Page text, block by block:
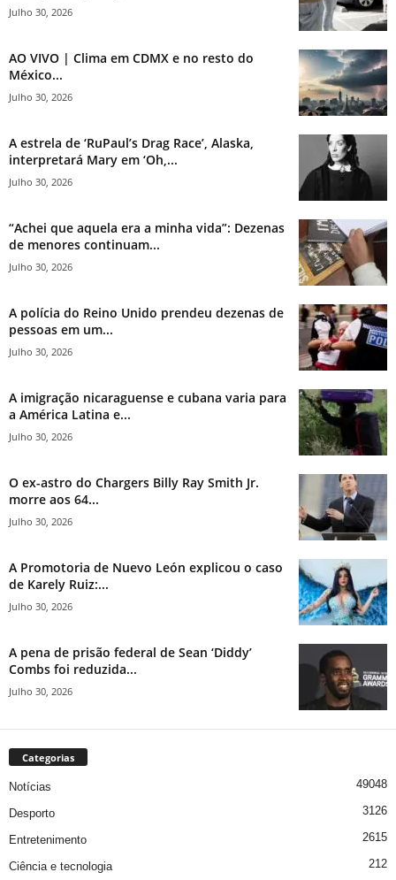
Julho 30, 2026
AO VIVO | Clima em CDMX e no resto do
México...
Julho 30, 2026
A estrela de ‘RuPaul’s Drag Race’, Alaska,
interpretará Mary em ‘Oh,...
Julho 30, 2026
“Achei que aquela era a minha vida”: Dezenas
de menores continuam...
Julho 30, 2026
A polícia do Reino Unido prendeu dezenas de
pessoas em um...
Julho 30, 2026
A imigração nicaraguense e cubana varia para
a América Latina e...
Julho 30, 2026
O ex-astro do Chargers Billy Ray Smith Jr.
morre aos 64...
Julho 30, 2026
A Promotoria de Nuevo León explicou o caso
de Karely Ruiz:...
Julho 30, 2026
A pena de prisão federal de Sean ‘Diddy’
Combs foi reduzida...
Julho 30, 2026
Categorias
Notícias 49048
Desporto 3126
Entretenimento 2615
Ciência e tecnologia 212